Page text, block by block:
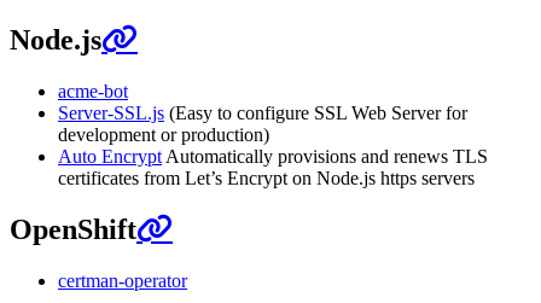
Node.js
acme-bot
Server-SSL.js (Easy to configure SSL Web Server for
development or production)
Auto Encrypt Automatically provisions and renews TLS
certificates from Let’s Encrypt on Node.js https servers
OpenShift
certman-operator